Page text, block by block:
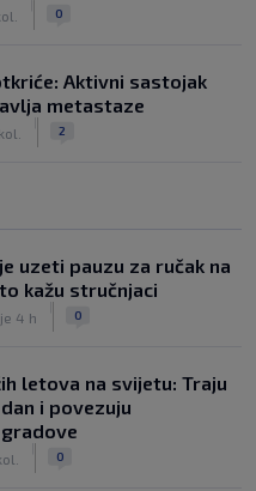
0
Aktivni sastojak
metastaze
2
uzeti pauzu za ručak na
kažu stručnjaci
4 h 0
letova na svijetu: Traju
i povezuju
0